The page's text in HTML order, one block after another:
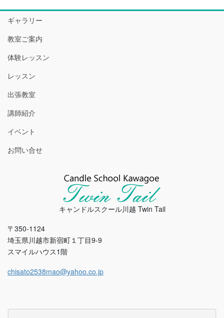
ギャラリー
教室ご案内
体験レッスン
レッスン
出張教室
講師紹介
イベント
お問い合せ
キャンドルスクール川越 Twin Tail
〒350-1124
埼玉県川越市新宿町１丁目9-9
スマイルハウス1階
chisato2538mao@yahoo.co.jp